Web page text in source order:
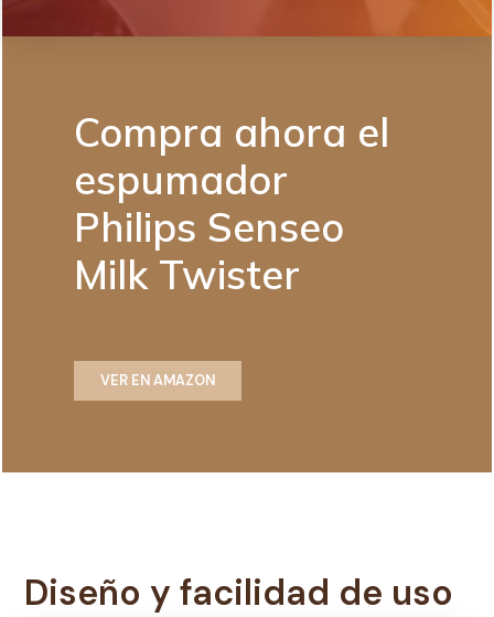
Compra ahora el
espumador
Philips Senseo
Milk Twister
VER EN AMAZON
Diseño y facilidad de uso